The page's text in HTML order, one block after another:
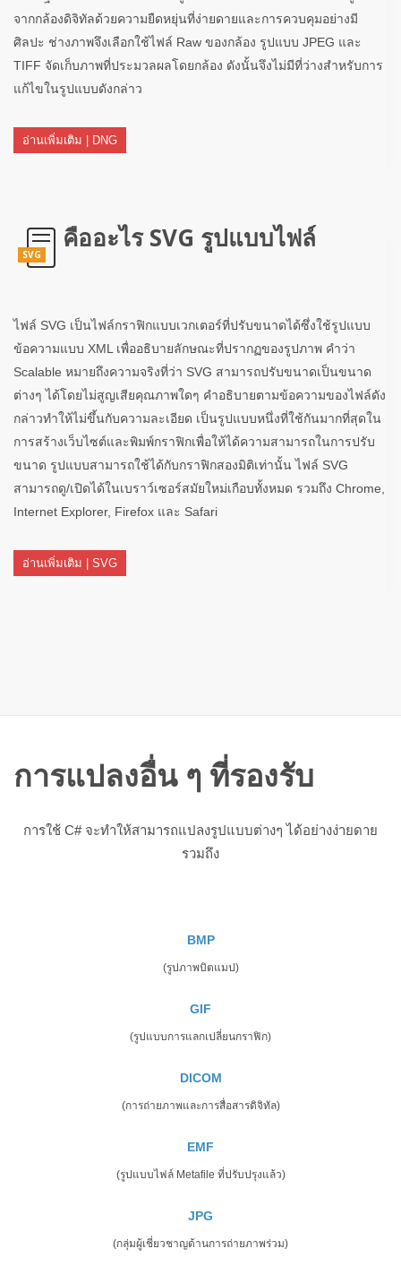
จากกล้องดิจิทัลด้วยความยืดหยุ่นที่ง่ายดายและการควบคุมอย่างมี
ศิลปะ ช่างภาพจึงเลือกใช้ไฟล์ Raw ของกล้อง รูปแบบ JPEG และ
TIFF จัดเก็บภาพที่ประมวลผลโดยกล้อง ดังนั้นจึงไม่มีที่ว่างสำหรับการ
แก้ไขในรูปแบบดังกล่าว
อ่านเพิ่มเติม | DNG
SVG
คืออะไร SVG รูปแบบไฟล์
ไฟล์ SVG เป็นไฟล์กราฟิกแบบเวกเตอร์ที่ปรับขนาดได้ซึ่งใช้รูปแบบ
ข้อความแบบ XML เพื่ออธิบายลักษณะที่ปรากฏของรูปภาพ คำว่า
Scalable หมายถึงความจริงที่ว่า SVG สามารถปรับขนาดเป็นขนาด
ต่างๆ ได้โดยไม่สูญเสียคุณภาพใดๆ คำอธิบายตามข้อความของไฟล์ดัง
กล่าวทำให้ไม่ขึ้นกับความละเอียด เป็นรูปแบบหนึ่งที่ใช้กันมากที่สุดใน
การสร้างเว็บไซต์และพิมพ์กราฟิกเพื่อให้ได้ความสามารถในการปรับ
ขนาด รูปแบบสามารถใช้ได้กับกราฟิกสองมิติเท่านั้น ไฟล์ SVG
สามารถดู/เปิดได้ในเบราว์เซอร์สมัยใหม่เกือบทั้งหมด รวมถึง Chrome,
Internet Explorer, Firefox และ Safari
อ่านเพิ่มเติม | SVG
การแปลงอื่น ๆ ที่รองรับ
การใช้ C# จะทำให้สามารถแปลงรูปแบบต่างๆ ได้อย่างง่ายดาย
รวมถึง
BMP
(รูปภาพบิตแมป)
GIF
(รูปแบบการแลกเปลี่ยนกราฟิก)
DICOM
(การถ่ายภาพและการสื่อสารดิจิทัล)
EMF
(รูปแบบไฟล์ Metafile ที่ปรับปรุงแล้ว)
JPG
(กลุ่มผู้เชี่ยวชาญด้านการถ่ายภาพร่วม)